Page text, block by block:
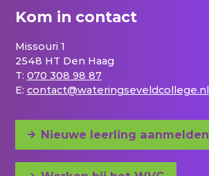
Kom in contact
Missouri 1
2548 HT Den Haag
T: 070 308 98 87
E: contact@wateringseveldcollege.nl
Nieuwe leerling aanmelden